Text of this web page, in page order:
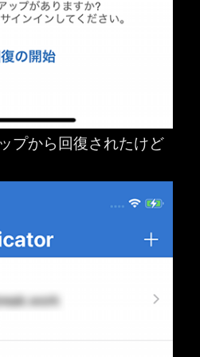
プから回復されたけど